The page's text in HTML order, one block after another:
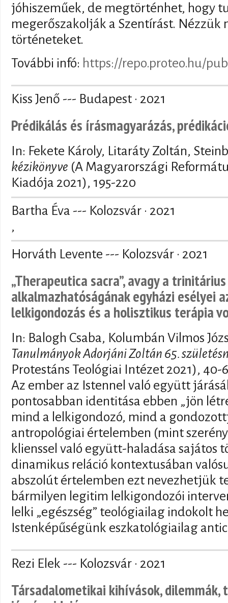
jóhiszeműek, de megtörténhet, hogy
megerőszakolják a Szentírást. Nézzük
történeteket.
További infó: https://repo.proteo.hu/
Kiss Jenő --- Budapest · 2021
Prédikálás és írásmagyarázás,
In: Fekete Károly, Litaráty Zoltán,
kézikönyve (A Magyarországi
Kiadója 2021), 195-220
Bartha Éva --- Kolozsvár · 2021
,
Horváth Levente --- Kolozsvár · 2021
„Therapeutica sacra”, avagy a
alkalmazhatóságának egyházi esélyei
lelkigondozás és a holisztikus terápia
In: Balogh Csaba, Kolumbán Vilmos
Tanulmányok Adorjáni Zoltán 65.
Protestáns Teológiai Intézet 2021), 40-
Az ember az Istennel való együtt
pontosabban identitása ebben „jön
mind a lelkigondozó, mind a
antropológiai értelemben (mint
klienssel való együtt-haladása sajátos
dinamikus reláció kontextusában
abszolút értelemben ezt nevezhetjük
bármilyen legitim lelkigondozói
lelki „egészség” teológiailag indokolt
Istenképűségünk eszkatológiailag
Rezi Elek --- Kolozsvár · 2021
Társadalometikai kihívások, dilemmák,